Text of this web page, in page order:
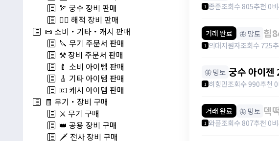
🏹 궁수 장비 판매
🏴‍☠️ 해적 장비 판매
📜 소비・기타・캐시 판매
🔪 무기 주문서 판매
⚒️ 장비 주문서 판매
🍼 소비 아이템 판매
🎸 기타 아이템 판매
💶 캐시 아이템 판매
🧾 무기・장비 구매
⚔️ 무기 구매
👑 공용 장비 구매
🗡️ 전사 장비 구매
1 종준조회수 805추천 0
거래 완료 🦋 망토 힘
1 의대지원자조회수 725
🦋 망토 궁수 아이
1 히힝민조회수 990추천 0
거래 완료 🦋 망토 덱
1 와플조회수 807추천 0